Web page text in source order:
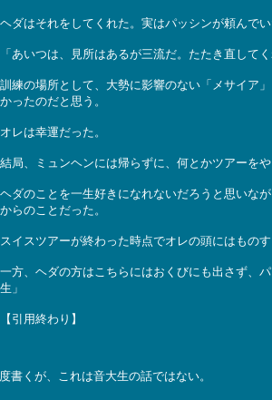
ヘダはそれをしてくれた。実はパッシンが頼んで
「あいつは、見所はあるが三流だ。たたき直して
訓練の場所として、大勢に影響のない「メサイア
かったのだと思う。
オレは幸運だった。
結局、ミュンヘンには帰らずに、何とかツアーを
ヘダのことを一生好きになれないだろうと思いな
からのことだった。
スイスツアーが終わった時点でオレの頭にはもの
一方、ヘダの方はこちらにはおくびにも出さず、
生」
【引用終わり】
書くが、これは音大生の話ではない。